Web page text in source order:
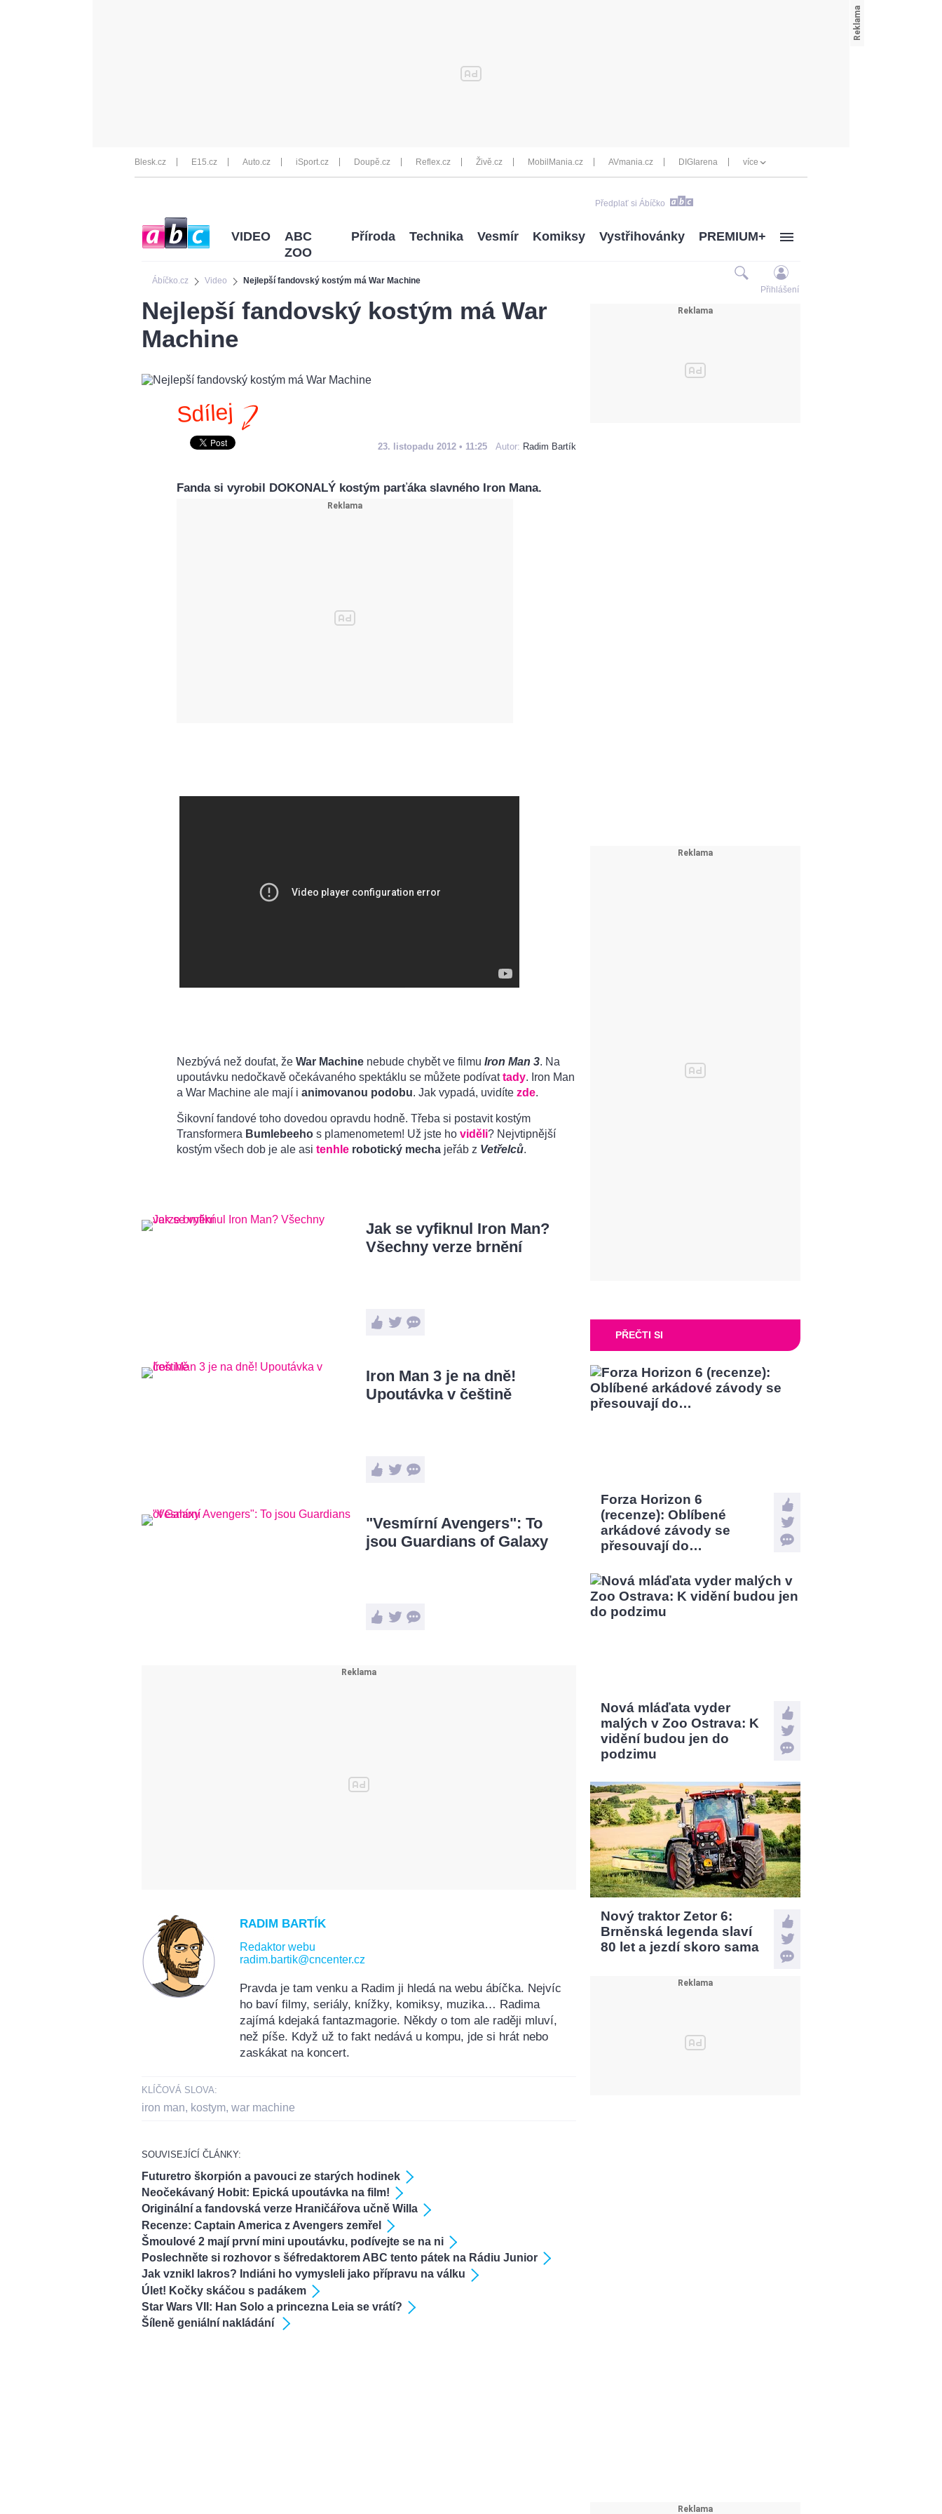
Blesk.cz E15.cz Auto.cz iSport.cz Doupě.cz Reflex.cz Živě.cz MobilMania.cz AVmania.cz DIGIarena více
Předplať si Ábíčko
Ábíčko.cz Video Nejlepší fandovský kostým má War Machine
VIDEO
ABC
ZOO
Příroda Technika Vesmír Komiksy Vystřihovánky PREMIUM+
Přihlášení
Nejlepší fandovský kostým má War
Machine
Sdílej
23. listopadu 2012 • 11:25 Autor: Radim Bartík
Fanda si vyrobil DOKONALÝ kostým parťáka slavného Iron Mana.
Nezbývá než doufat, že War Machine nebude chybět ve filmu Iron Man 3. Na
upoutávku nedočkavě očekávaného spektáklu se můžete podívattady. Iron Man
a War Machine ale mají i animovanou podobu. Jak vypadá, uvidíte zde.
Šikovní fandové toho dovedou opravdu hodně. Třeba si postavit kostým
Transformera Bumlebeeho s plamenometem! Už jste ho viděli? Nejvtipnější
kostým všech dob je ale asi tenhle robotický mecha jeřáb z Vetřelců.
Jak se vyfiknul Iron Man?
Všechny verze brnění
Iron Man 3 je na dně!
Upoutávka v češtině
"Vesmírní Avengers": To
jsou Guardians of Galaxy
RADIM BARTÍK
Redaktor webu
radim.bartik@cncenter.cz
Pravda je tam venku a Radim ji hledá na webu ábíčka. Nejvíc
ho baví filmy, seriály, knížky, komiksy, muzika… Radima
zajímá kdejaká fantazmagorie. Někdy o tom ale raději mluví,
než píše. Když už to fakt nedává u kompu, jde si hrát nebo
zaskákat na koncert.
KLÍČOVÁ SLOVA:
iron man, kostym, war machine
SOUVISEJÍCÍ ČLÁNKY:
Futuretro škorpión a pavouci ze starých hodinek
Neočekávaný Hobit: Epická upoutávka na film!
Originální a fandovská verze Hraničářova učně Willa
Recenze: Captain America z Avengers zemřel
Šmoulové 2 mají první mini upoutávku, podívejte se na ni
Poslechněte si rozhovor s šéfredaktorem ABC tento pátek na Rádiu Junior
Jak vznikl lakros? Indiáni ho vymysleli jako přípravu na válku
Úlet! Kočky skáčou s padákem
Star Wars VII: Han Solo a princezna Leia se vrátí?
Šíleně geniální nakládání
PŘEČTI SI
Forza Horizon 6
(recenze): Oblíbené
arkádové závody se
přesouvají do…
Nová mláďata vyder
malých v Zoo Ostrava: K
vidění budou jen do
podzimu
Nový traktor Zetor 6:
Brněnská legenda slaví
80 let a jezdí skoro sama